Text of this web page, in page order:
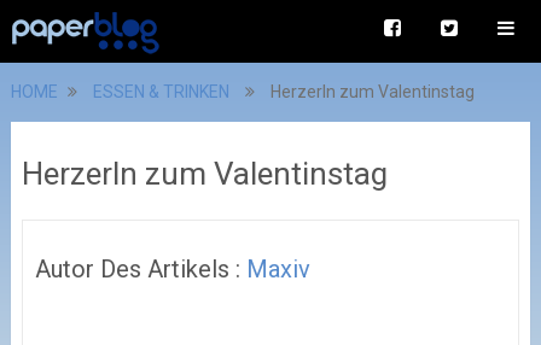
HOME ESSEN & TRINKEN Herzerln zum Valentinstag
Herzerln zum Valentinstag
Autor Des Artikels : Maxiv